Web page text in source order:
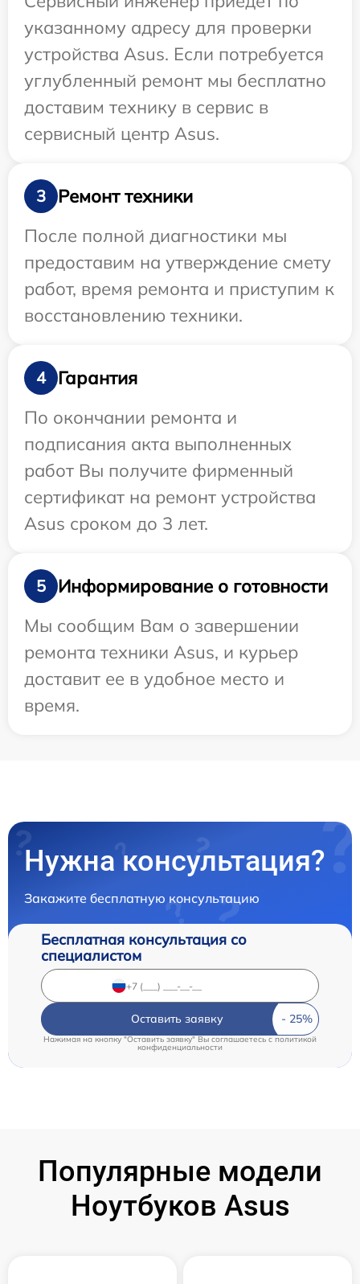
указанному адресу для проверки
устройства Asus. Если потребуется
углубленный ремонт мы бесплатно
доставим технику в сервис в
сервисный центр Asus.
3
Ремонт техники
После полной диагностики мы
предоставим на утверждение смету
работ, время ремонта и приступим к
восстановлению техники.
4
Гарантия
По окончании ремонта и
подписания акта выполненных
работ Вы получите фирменный
сертификат на ремонт устройства
Asus сроком до 3 лет.
5
Информирование о готовности
Мы сообщим Вам о завершении
ремонта техники Asus, и курьер
доставит ее в удобное место и
время.
Нужна консультация?
Закажите бесплатную консультацию
Бесплатная консультация со
специалистом
Оставить заявку
Нажимая на кнопку "Оставить заявку" Вы соглашаетесь c политикой
конфиденциальности
Популярные модели
Ноутбуков Asus